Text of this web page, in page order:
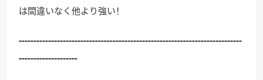
は間違いなく他より強い！
----------------------------------------------------------------------------
--------------------